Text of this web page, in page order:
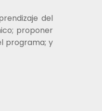
del
proponer
programa; y